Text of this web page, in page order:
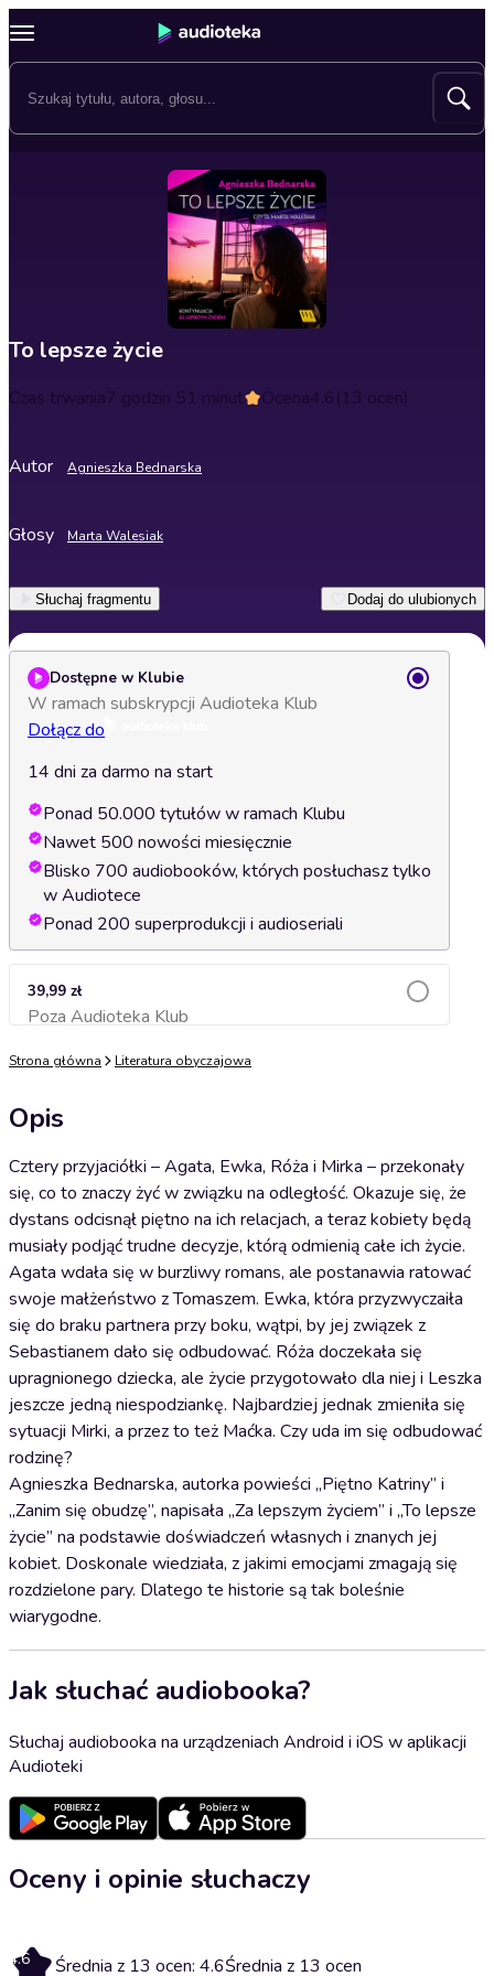
To lepsze życie
Czas trwania7 godzin 51 minut Ocena4.6(13 ocen)
Autor Agnieszka Bednarska
Głosy Marta Walesiak
Słuchaj fragmentu Dodaj do ulubionych
Dostępne w Klubie
W ramach subskrypcji Audioteka Klub
Dołącz do
14 dni za darmo na start
Ponad 50.000 tytułów w ramach Klubu
Nawet 500 nowości miesięcznie
Blisko 700 audiobooków, których posłuchasz tylko
w Audiotece
Ponad 200 superprodukcji i audioseriali
39,99 zł
Poza Audioteka KlubDodaj do koszyka
Strona główna Literatura obyczajowa
Opis
Cztery przyjaciółki – Agata, Ewka, Róża i Mirka – przekonały
się, co to znaczy żyć w związku na odległość. Okazuje się, że
dystans odcisnął piętno na ich relacjach, a teraz kobiety będą
musiały podjąć trudne decyzje, którą odmienią całe ich życie.
Agata wdała się w burzliwy romans, ale postanawia ratować
swoje małżeństwo z Tomaszem. Ewka, która przyzwyczaiła
się do braku partnera przy boku, wątpi, by jej związek z
Sebastianem dało się odbudować. Róża doczekała się
upragnionego dziecka, ale życie przygotowało dla niej i Leszka
jeszcze jedną niespodziankę. Najbardziej jednak zmieniła się
sytuacji Mirki, a przez to też Maćka. Czy uda im się odbudować
rodzinę?
Agnieszka Bednarska, autorka powieści „Piętno Katriny” i
„Zanim się obudzę”, napisała „Za lepszym życiem” i „To lepsze
życie” na podstawie doświadczeń własnych i znanych jej
kobiet. Doskonale wiedziała, z jakimi emocjami zmagają się
rozdzielone pary. Dlatego te historie są tak boleśnie
wiarygodne.
Jak słuchać audiobooka?
Słuchaj audiobooka na urządzeniach Android i iOS w aplikacji
Audioteki
Oceny i opinie słuchaczy
4.6 Średnia z 13 ocen: 4.6Średnia z 13 ocen